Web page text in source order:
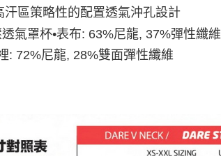
汗區策略性的配置透氣沖孔設計
氣罩杯•表布: 63%尼龍, 37%彈性纖維
: 72%尼龍, 28%雙面彈性纖維